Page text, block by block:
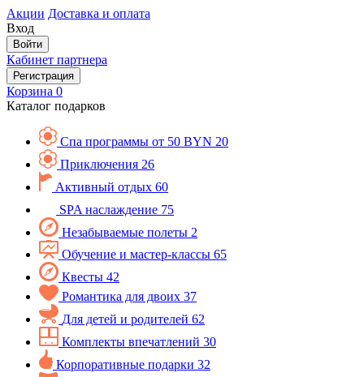
Акции Доставка и оплата
Вход
Войти
Кабинет партнера
Регистрация
Корзина 0
Каталог подарков
Спа программы от 50 BYN 20
Приключения 26
Активный отдых 60
SPA наслаждение 75
Незабываемые полеты 2
Обучение и мастер-классы 65
Квесты 42
Романтика для двоих 37
Для детей и родителей 62
Комплекты впечатлений 30
Корпоративные подарки 32